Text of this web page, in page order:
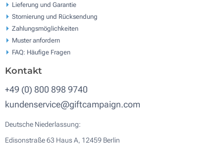
Lieferung und Garantie
Stornierung und Rücksendung
Zahlungsmöglichkeiten
Muster anfordern
FAQ: Häufige Fragen
Kontakt
+49 (0) 800 898 9740
kundenservice@giftcampaign.com
Deutsche Niederlassung:
Edisonstraße 63 Haus A, 12459 Berlin